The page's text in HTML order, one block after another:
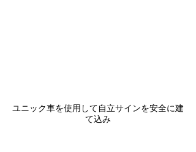
ユニック車を使用して自立サインを安全に建
て込み